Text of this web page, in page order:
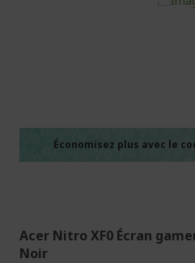
Économisez plus avec le
Acer Nitro XF0 Écran
Noir